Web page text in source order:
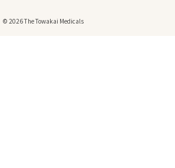
© 2026 The Towakai Medicals